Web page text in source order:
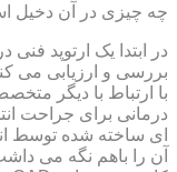
چه چیزی در آن دخیل
در ابتدا یک ارتوپد
بررسی و ارزیابی می
با ارتباط با دیگر
درمانی برای جراحت
ای ساخته شده توسط
آن را باهم نگه می